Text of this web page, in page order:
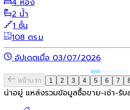
4 ห้อง
2 น้ำ
1 ชั้น
108 ตร.ม
อัปเดตเมื่อ 03/07/2026
หน้าแรก 1 2 3 4 5 6 7
น่าอยู่ แหล่งรวมข้อมูลซื้อขาย-เช่า-รั